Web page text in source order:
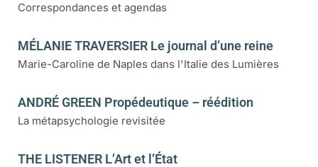
Correspondances et agendas
MÉLANIE TRAVERSIER Le journal d’une reine
Marie-Caroline de Naples dans l'Italie des Lumières
ANDRÉ GREEN Propédeutique – réédition
La métapsychologie revisitée
THE LISTENER L’Art et l’État